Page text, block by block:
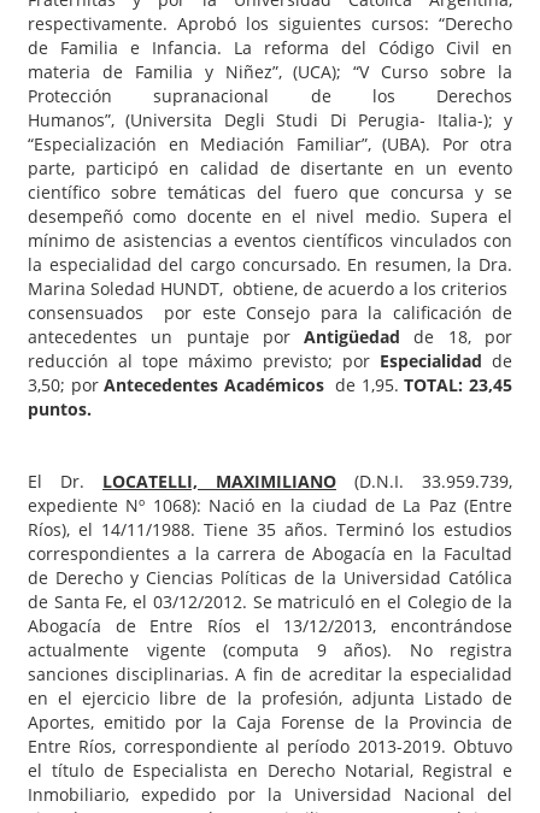
respectivamente. Aprobó los siguientes cursos: “Derecho
de Familia e Infancia. La reforma del Código Civil en
materia de Familia y Niñez”, (UCA); “V Curso sobre la
Protección supranacional de los Derechos
Humanos”, (Universita Degli Studi Di Perugia- Italia-); y
“Especialización en Mediación Familiar”, (UBA). Por otra
parte, participó en calidad de disertante en un evento
científico sobre temáticas del fuero que concursa y se
desempeñó como docente en el nivel medio. Supera el
mínimo de asistencias a eventos científicos vinculados con
la especialidad del cargo concursado. En resumen, la Dra.
Marina Soledad HUNDT, obtiene, de acuerdo a los criterios
consensuados por este Consejo para la calificación de
antecedentes un puntaje porAntigüedad de 18, por
reducción al tope máximo previsto; por Especialidad de
3,50; porAntecedentes Académicosde 1,95.TOTAL: 23,45
puntos.
El Dr. LOCATELLI, MAXIMILIANO (D.N.I. 33.959.739,
expediente Nº 1068): Nació en la ciudad de La Paz (Entre
Ríos), el 14/11/1988. Tiene 35 años. Terminó los estudios
correspondientes a la carrera de Abogacía en la Facultad
de Derecho y Ciencias Políticas de la Universidad Católica
de Santa Fe, el 03/12/2012. Se matriculó en el Colegio de la
Abogacía de Entre Ríos el 13/12/2013, encontrándose
actualmente vigente (computa 9 años). No registra
sanciones disciplinarias. A fin de acreditar la especialidad
en el ejercicio libre de la profesión, adjunta Listado de
Aportes, emitido por la Caja Forense de la Provincia de
Entre Ríos, correspondiente al período 2013-2019. Obtuvo
el título de Especialista en Derecho Notarial, Registral e
Inmobiliario, expedido por la Universidad Nacional del